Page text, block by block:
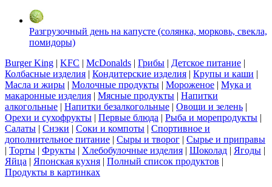
Разгрузочный день на капусте (солянка, морковь, свекла,
помидоры)
Burger King | KFC | McDonalds | Грибы | Детское питание |
Колбасные изделия | Кондитерские изделия | Крупы и каши |
Масла и жиры | Молочные продукты | Мороженое | Мука и
макаронные изделия | Мясные продукты | Напитки
алкогольные | Напитки безалкогольные | Овощи и зелень |
Орехи и сухофрукты | Первые блюда | Рыба и морепродукты |
Салаты | Снэки | Соки и компоты | Спортивное и
дополнительное питание | Сыры и творог | Сырье и приправы
| Торты | Фрукты | Хлебобулочные изделия | Шоколад | Ягоды |
Яйца | Японская кухня | Полный список продуктов |
Продукты в картинках